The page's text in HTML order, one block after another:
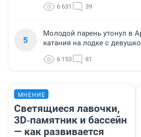
6 631 39
5
Молодой парень утонул в
катания на лодке с
6 153 81
МНЕНИЕ
Светящиеся лавочки,
3D‑памятник и бассейн
— как развивается